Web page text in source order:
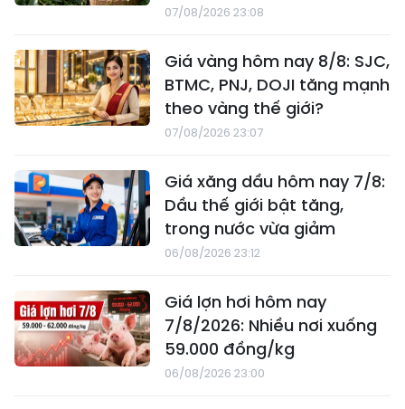
07/08/2026 23:08
Giá vàng hôm nay 8/8: SJC,
BTMC, PNJ, DOJI tăng mạnh
theo vàng thế giới?
07/08/2026 23:07
Giá xăng dầu hôm nay 7/8:
Dầu thế giới bật tăng,
trong nước vừa giảm
06/08/2026 23:12
Giá lợn hơi hôm nay
7/8/2026: Nhiều nơi xuống
59.000 đồng/kg
06/08/2026 23:00